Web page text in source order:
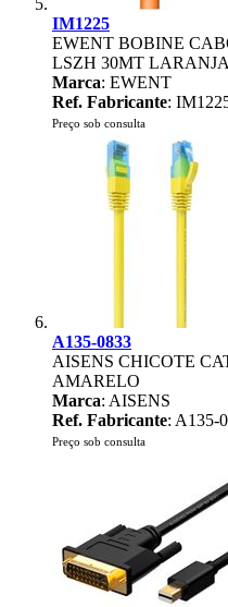
IM1225
EWENT BOBINE
LSZH 30MT LARANJA
Marca: EWENT
Ref. Fabricante:
Preço sob consulta
A135-0833
AISENS CHICOTE
AMARELO
Marca: AISENS
Ref. Fabricante: A135-
Preço sob consulta